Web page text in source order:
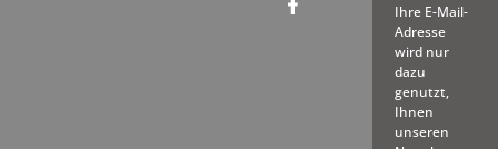
Ihre E-Mail-
Adresse
wird nur
dazu
genutzt,
Ihnen
unseren